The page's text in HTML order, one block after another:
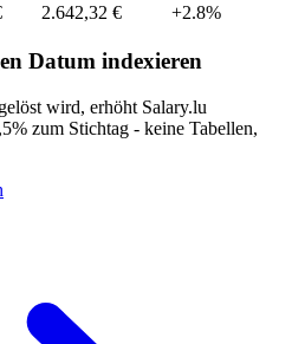
2.642,32 € +2.8%
Datum indexieren
wird, erhöht Salary.lu
zum Stichtag - keine Tabellen,